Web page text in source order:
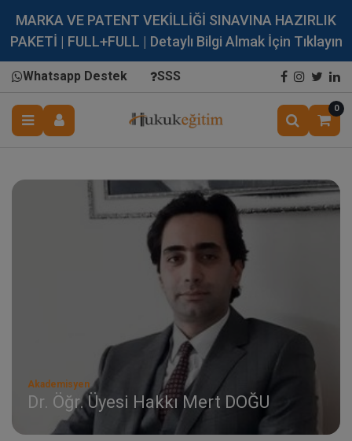
MARKA VE PATENT VEKİLLİĞİ SINAVINA HAZIRLIK
PAKETİ | FULL+FULL | Detaylı Bilgi Almak İçin Tıklayın
Whatsapp Destek SSS
0
Akademisyen
Dr. Öğr. Üyesi Hakkı Mert DOĞU